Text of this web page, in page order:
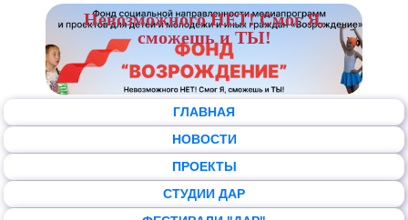
Невозможного НЕТ! Смог Я,
сможешь и ТЫ!
ГЛАВНАЯ
НОВОСТИ
ПРОЕКТЫ
СТУДИИ ДАР